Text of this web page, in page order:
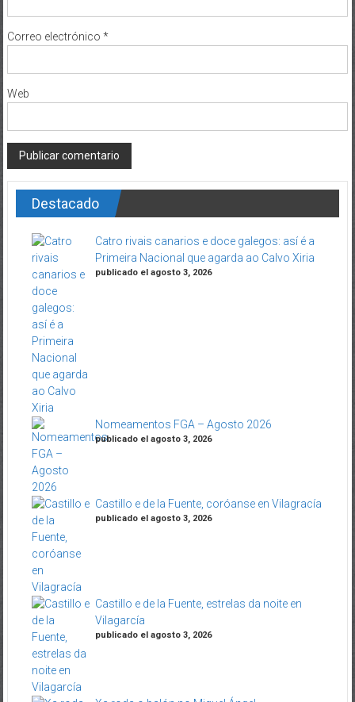
Correo electrónico*
Web
Destacado
Catro rivais canarios e doce galegos: así é a
Primeira Nacional que agarda ao Calvo Xiria
Nomeamentos FGA – Agosto 2026
Castillo e de la Fuente, coróanse en Vilagracía
Castillo e de la Fuente, estrelas da noite en
Vilagarcía